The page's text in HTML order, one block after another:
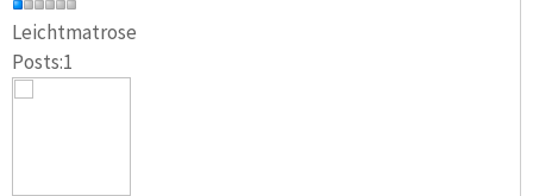
Leichtmatrose
Posts:1